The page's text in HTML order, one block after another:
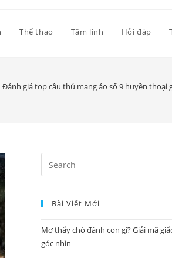
Thể thao Tâm linh Hỏi đáp
Đánh giá top cầu thủ mang áo số 9 huyền thoại
Bài Viết Mới
Mơ thấy chó đánh con gì? Giải mã
góc nhìn